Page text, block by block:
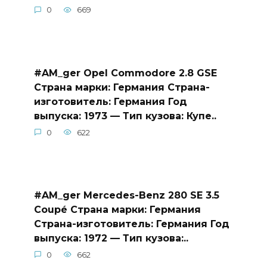
0 669
#AM_ger Opel Commodore 2.8 GSE
Страна марки: Германия Страна-
изготовитель: Германия Год
выпуска: 1973 — Тип кузова: Купе..
0 622
#AM_ger Mercedes-Benz 280 SE 3.5
Coupé Страна марки: Германия
Страна-изготовитель: Германия Год
выпуска: 1972 — Тип кузова:..
0 662